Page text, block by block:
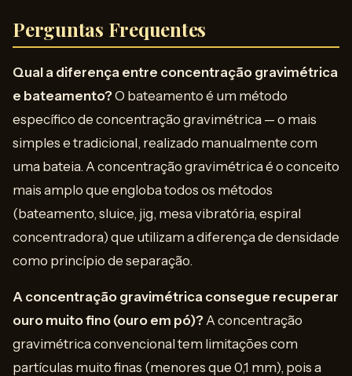
Perguntas Frequentes
Qual a diferença entre concentração gravimétrica
e bateamento?O bateamento é um método
específico de concentração gravimétrica — o mais
simples e tradicional, realizado manualmente com
uma bateia. A concentração gravimétrica é o conceito
mais amplo que engloba todos os métodos
(bateamento, sluice, jig, mesa vibratória, espiral
concentradora) que utilizam a diferença de densidade
como princípio de separação.
A concentração gravimétrica consegue recuperar
ouro muito fino (ouro em pó)?A concentração
gravimétrica convencional tem limitações com
partículas muito finas (menores que 0,1 mm), pois a